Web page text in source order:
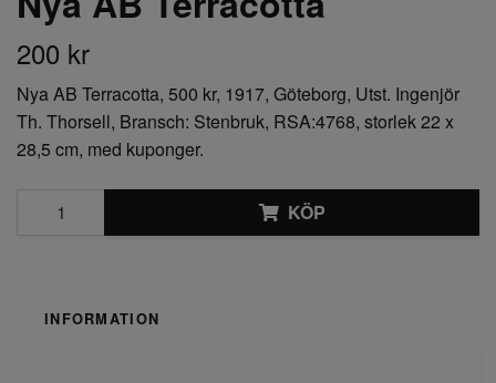
200 kr
Nya AB Terracotta, 500 kr, 1917, Göteborg, Utst. Ingenjör
Th. Thorsell, Bransch: Stenbruk, RSA:4768, storlek 22 x
28,5 cm, med kuponger.
KÖP
INFORMATION